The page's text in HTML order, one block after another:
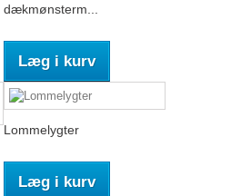
dækmønsterm...
Læg i kurv
Lommelygter
Læg i kurv